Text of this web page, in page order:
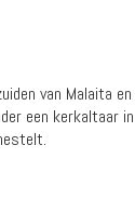
van Malaita
een kerkaltaar